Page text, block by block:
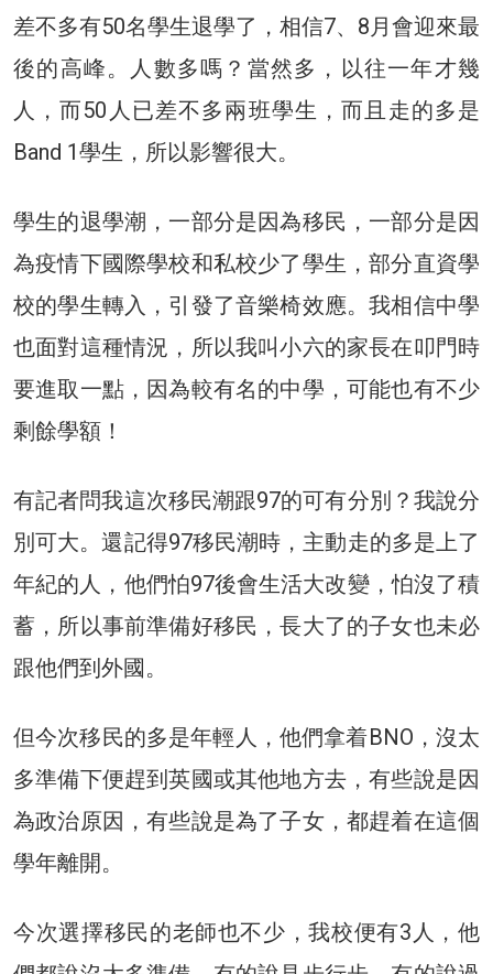
差不多有50名學生退學了，相信7、8月會迎來最
後的高峰。人數多嗎？當然多，以往一年才幾
人，而50人已差不多兩班學生，而且走的多是
Band 1學生，所以影響很大。
學生的退學潮，一部分是因為移民，一部分是因
為疫情下國際學校和私校少了學生，部分直資學
校的學生轉入，引發了音樂椅效應。我相信中學
也面對這種情況，所以我叫小六的家長在叩門時
要進取一點，因為較有名的中學，可能也有不少
剩餘學額！
有記者問我這次移民潮跟97的可有分別？我說分
別可大。還記得97移民潮時，主動走的多是上了
年紀的人，他們怕97後會生活大改變，怕沒了積
蓄，所以事前準備好移民，長大了的子女也未必
跟他們到外國。
但今次移民的多是年輕人，他們拿着BNO，沒太
多準備下便趕到英國或其他地方去，有些說是因
為政治原因，有些說是為了子女，都趕着在這個
學年離開。
今次選擇移民的老師也不少，我校便有3人，他